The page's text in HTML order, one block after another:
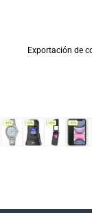
Exportación de